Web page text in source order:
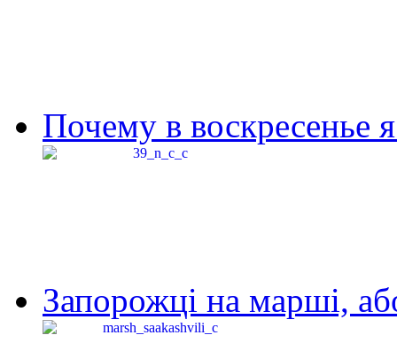
Почему в воскресенье
Запорожці на марші,